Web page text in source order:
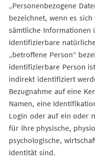
„Personenbezogene
bezeichnet, wenn es
sämtliche
identifizierbare
„betroffene Person“
identifizierbare Person
indirekt identifiziert
Bezugnahme auf eine
Namen, eine
Login oder auf ein oder
für ihre physische,
psychologische,
Identität sind.